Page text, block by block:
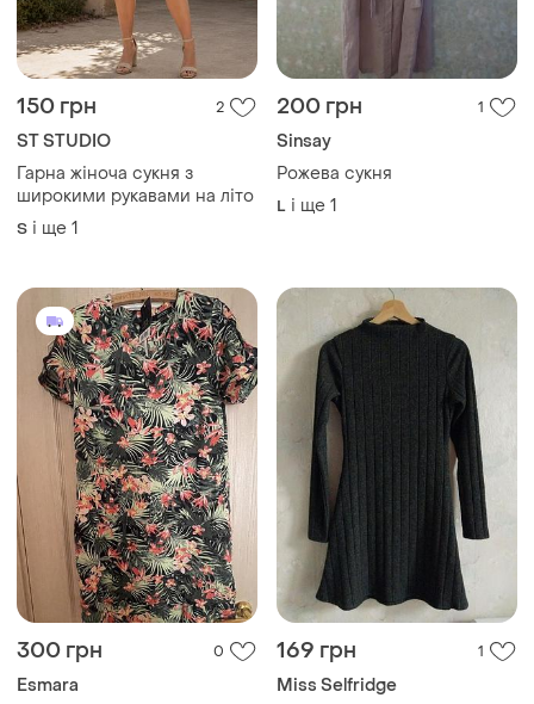
150 грн 2
ST STUDIO
Гарна жіноча сукня з
широкими рукавами на літо
S і ще 1
200 грн 1
Sinsay
Рожева сукня
L і ще 1
300 грн 0
Esmara
169 грн 1
Miss Selfridge